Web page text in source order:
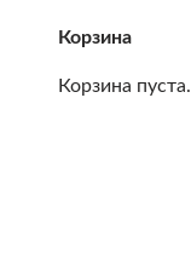
Корзина
Корзина пуста.